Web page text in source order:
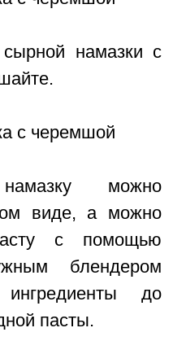
намазки с
можно
виде, а можно
с помощью
блендером
до
пасты.